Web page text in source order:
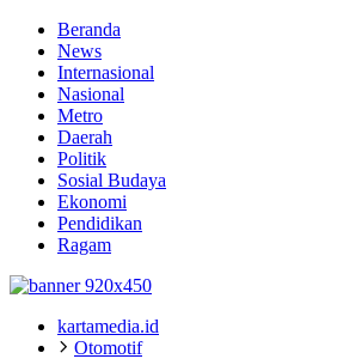
Beranda
News
Internasional
Nasional
Metro
Daerah
Politik
Sosial Budaya
Ekonomi
Pendidikan
Ragam
kartamedia.id
Otomotif